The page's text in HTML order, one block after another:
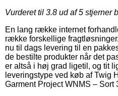
Vurderet til 3.8 ud af 5 stjerner
En lang række internet
række forskellige
nu til dags levering til en
de bestilte produkter når det
er altså i høj grad ligetil, og tit
leveringstype ved køb af Twig
Garment Project WNMS – Sort